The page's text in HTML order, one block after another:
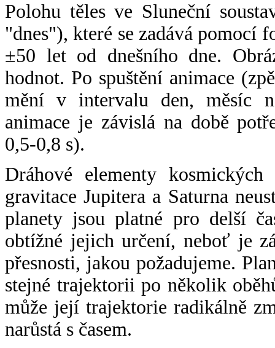
Polohu těles ve Sluneční
"dnes"), které se zadává pomocí
±50 let od dnešního dne.
hodnot. Po spuštění animace
mění v intervalu den, měsíc
animace je závislá na době
0,5-0,8 s).
Dráhové elementy
gravitace Jupitera a Saturna
planety jsou platné pro delší
obtížné jejich určení, neboť je
přesnosti, jakou požadujeme.
stejné trajektorii po několik
může její trajektorie radikálně
narůstá s časem.